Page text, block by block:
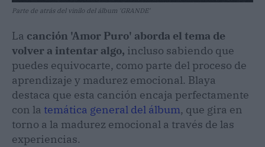
Parte de atrás del vinilo del álbum 'GRANDE'
La canción 'Amor Puro' aborda el tema de
volver a intentar algo, incluso sabiendo que
puedes equivocarte, como parte del proceso de
aprendizaje y madurez emocional. Blaya
destaca que esta canción encaja perfectamente
con la temática general del álbum, que gira en
torno a la madurez emocional a través de las
experiencias.